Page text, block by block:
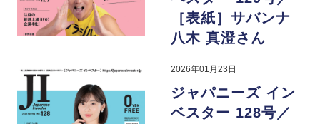
［表紙］サバンナ
八木 真澄さん
2026年01月23日
ジャパニーズ イン
ベスター 128号／